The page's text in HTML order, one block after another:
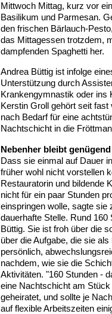
Mittwoch Mittag, kurz vor
Basilikum und Parmesan.
den frischen Bärlauch-
das Mittagessen trotzdem,
dampfenden Spaghetti her.
Andrea Büttig ist infolge
Unterstützung durch
Krankengymnastik oder ins
Kerstin Groll gehört seit
nach Bedarf für eine
Nachtschicht in die
Nebenher bleibt
Dass sie einmal auf Dauer
früher wohl nicht vorstellen
Restauratorin und bildende
nicht für ein paar Stunden
einspringen wolle, sagte sie
dauerhafte Stelle. Rund
Büttig. Sie ist froh über die
über die Aufgabe, die sie
persönlich,
nachdem, wie sie die
Aktivitäten. "160 Stunden -
eine Nachtschicht am
geheiratet, und sollte je
auf flexible Arbeitszeiten